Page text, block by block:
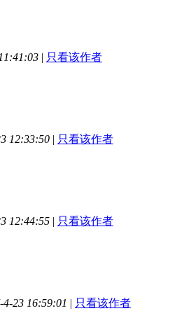
| 只看该作者
12:33:50 | 只看该作者
12:44:55 | 只看该作者
23 16:59:01 | 只看该作者